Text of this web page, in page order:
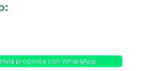
proposta con WhatsApp